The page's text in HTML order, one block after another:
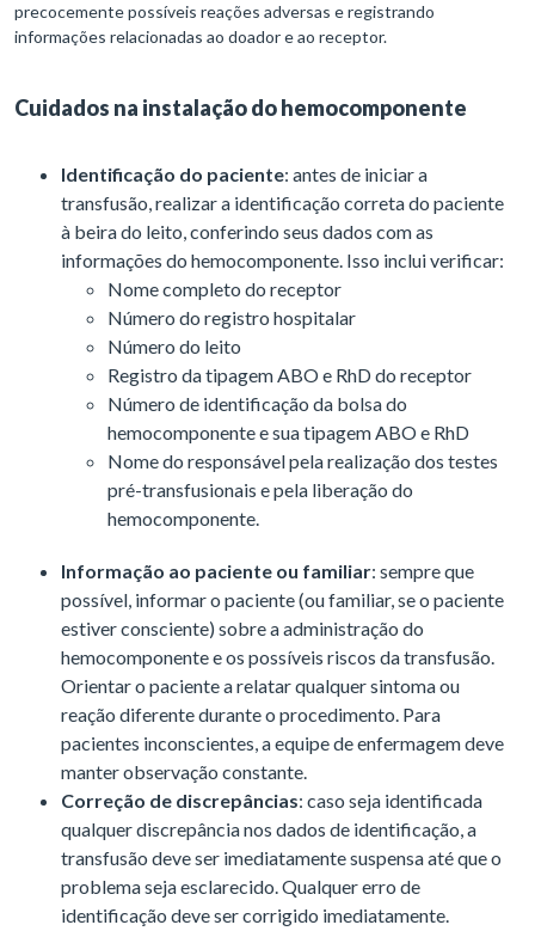
precocemente possíveis reações adversas e registrando
informações relacionadas ao doador e ao receptor.
Cuidados na instalação do hemocomponente
Identificação do paciente: antes de iniciar a
transfusão, realizar a identificação correta do paciente
à beira do leito, conferindo seus dados com as
informações do hemocomponente. Isso inclui verificar:
Nome completo do receptor
Número do registro hospitalar
Número do leito
Registro da tipagem ABO e RhD do receptor
Número de identificação da bolsa do
hemocomponente e sua tipagem ABO e RhD
Nome do responsável pela realização dos testes
pré-transfusionais e pela liberação do
hemocomponente.
Informação ao paciente ou familiar: sempre que
possível, informar o paciente (ou familiar, se o paciente
estiver consciente) sobre a administração do
hemocomponente e os possíveis riscos da transfusão.
Orientar o paciente a relatar qualquer sintoma ou
reação diferente durante o procedimento. Para
pacientes inconscientes, a equipe de enfermagem deve
manter observação constante.
Correção de discrepâncias: caso seja identificada
qualquer discrepância nos dados de identificação, a
transfusão deve ser imediatamente suspensa até que o
problema seja esclarecido. Qualquer erro de
identificação deve ser corrigido imediatamente.